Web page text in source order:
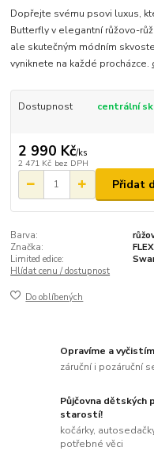
Dopřejte svému psovi luxus,
Butterfly v elegantní růžovo-
ale skutečným módním
vyniknete na každé procházce.
Dostupnost centrální
2 990 Kč/ks
2 471 Kč bez DPH
Přidat
Barva:
Značka:
Limited edice:
Hlídat cenu / dostupnost
Do oblíbených
Opravíme a
záruční i pozáruční
Půjčovna dětských
starostí!
kočárky,
potřebné věci